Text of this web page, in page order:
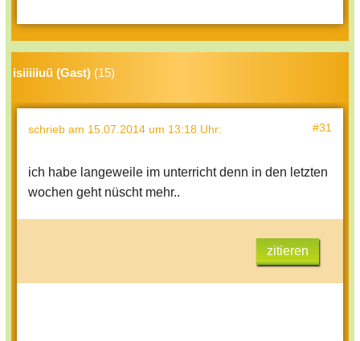
isiiiiiuü (Gast) (15)
schrieb am 15.07.2014 um 13:18 Uhr: #31
ich habe langeweile im unterricht denn in den letzten
wochen geht nüscht mehr..
zitieren